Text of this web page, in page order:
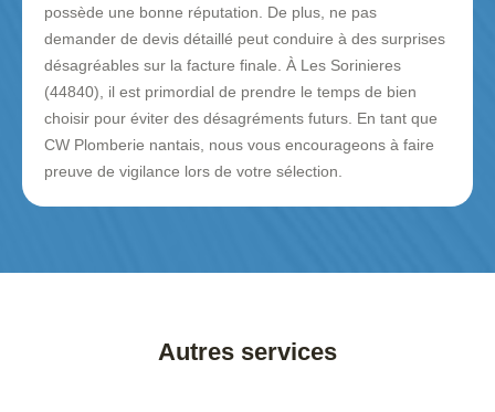
possède une bonne réputation. De plus, ne pas
demander de devis détaillé peut conduire à des surprises
désagréables sur la facture finale. À Les Sorinieres
(44840), il est primordial de prendre le temps de bien
choisir pour éviter des désagréments futurs. En tant que
CW Plomberie nantais, nous vous encourageons à faire
preuve de vigilance lors de votre sélection.
Autres services